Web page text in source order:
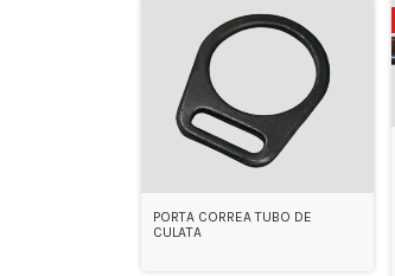
PORTA CORREA TUBO DE
CULATA